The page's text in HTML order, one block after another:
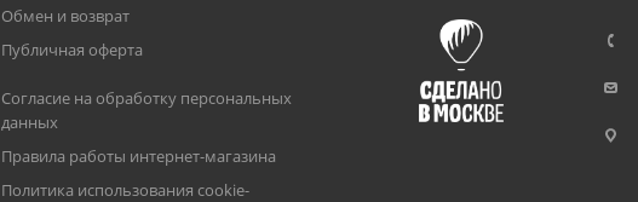
Обмен и возврат
Публичная оферта
Согласие на обработку персональных
данных
Правила работы интернет-магазина
Политика использования cookie-